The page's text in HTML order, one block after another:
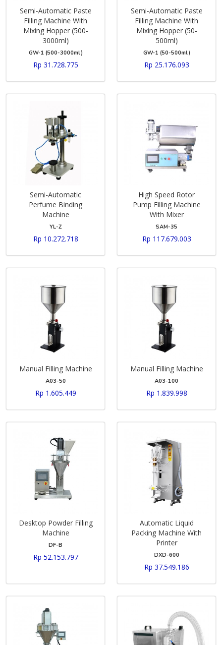
Semi-Automatic Paste
Filling Machine With
Mixing Hopper (500-
3000ml)
GW-1 (500-3000ml)
Rp 31.728.775
Semi-Automatic Paste
Filling Machine With
Mixing Hopper (50-
500ml)
GW-1 (50-500ml)
Rp 25.176.093
Semi-Automatic
Perfume Binding
Machine
YL-Z
Rp 10.272.718
High Speed Rotor
Pump Filling Machine
With Mixer
SAM-35
Rp 117.679.003
Manual Filling Machine
A03-50
Rp 1.605.449
Manual Filling Machine
A03-100
Rp 1.839.998
Desktop Powder Filling
Machine
DF-B
Rp 52.153.797
Automatic Liquid
Packing Machine With
Printer
DXD-600
Rp 37.549.186